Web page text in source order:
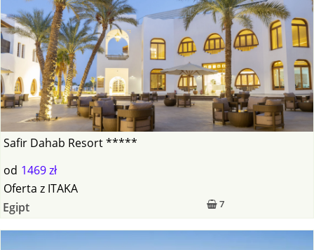
Safir Dahab Resort *****
od 1469 zł
7
Oferta z ITAKA
Egipt